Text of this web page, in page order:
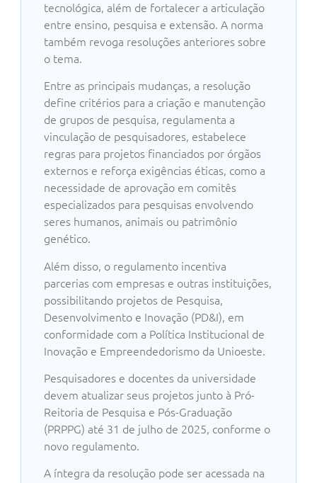
tecnológica, além de fortalecer a articulação
entre ensino, pesquisa e extensão. A norma
também revoga resoluções anteriores sobre
o tema.
Entre as principais mudanças, a resolução
define critérios para a criação e manutenção
de grupos de pesquisa, regulamenta a
vinculação de pesquisadores, estabelece
regras para projetos financiados por órgãos
externos e reforça exigências éticas, como a
necessidade de aprovação em comitês
especializados para pesquisas envolvendo
seres humanos, animais ou patrimônio
genético.
Além disso, o regulamento incentiva
parcerias com empresas e outras instituições,
possibilitando projetos de Pesquisa,
Desenvolvimento e Inovação (PD&I), em
conformidade com a Política Institucional de
Inovação e Empreendedorismo da Unioeste.
Pesquisadores e docentes da universidade
devem atualizar seus projetos junto à Pró-
Reitoria de Pesquisa e Pós-Graduação
(PRPPG) até 31 de julho de 2025, conforme o
novo regulamento.
A íntegra da resolução pode ser acessada na